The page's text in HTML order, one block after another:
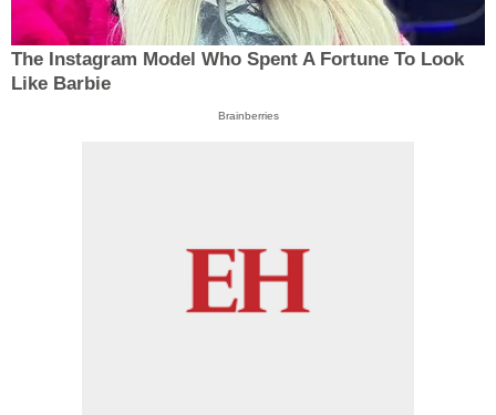
The Instagram Model Who Spent A Fortune To Look
Like Barbie
Brainberries